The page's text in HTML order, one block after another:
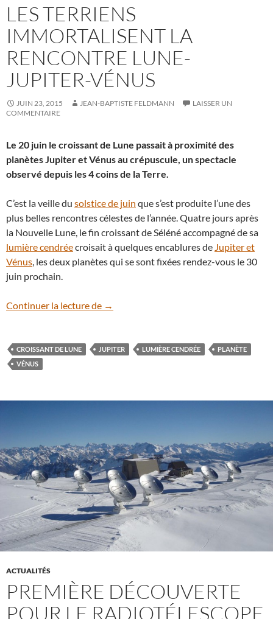
LES TERRIENS
IMMORTALISENT LA
RENCONTRE LUNE-
JUPITER-VÉNUS
JUIN 23, 2015 JEAN-BAPTISTE FELDMANN
LAISSER UN
COMMENTAIRE
Le 20 juin le croissant de Lune passait à proximité des
planètes Jupiter et Vénus au crépuscule, un spectacle
observé depuis les 4 coins de la Terre.
C’est la veille du solstice de juin que s’est produite l’une des
plus belles rencontres célestes de l’année. Quatre jours après
la Nouvelle Lune, le fin croissant de Séléné accompagné de sa
lumière cendréecroisait à quelques encablures de Jupiter et
Vénus , les deux planètes qui se sont fixées rendez-vous le 30
juin prochain.
Continuer la lecture de Les Terriens immortalisent la rencontre
→
CROISSANT DE LUNE JUPITER LUMIÈRE CENDRÉE
PLANÈTE
VÉNUS
ACTUALITÉS
PREMIÈRE DÉCOUVERTE
POUR LE RADIOTÉLESCOPE